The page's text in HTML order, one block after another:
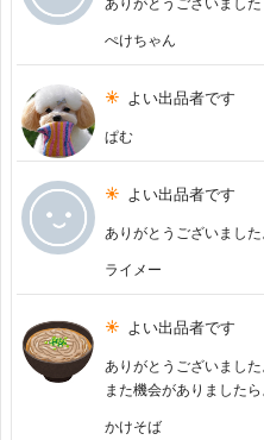
ぺけちゃん
よい出品者です
ぱむ
よい出品者です
ありがとうございました
ライメー
よい出品者です
ありがとうございました
また機会がありました
かけそば